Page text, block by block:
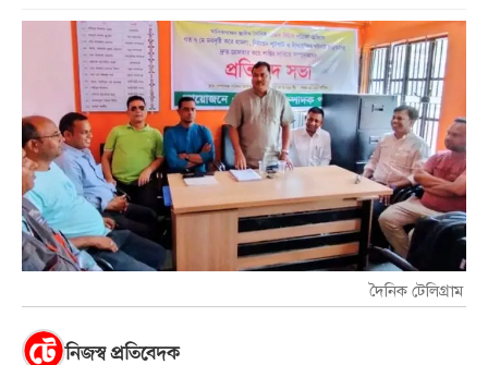
দৈনিক টেলিগ্রাম
নিজস্ব প্রতিবেদক